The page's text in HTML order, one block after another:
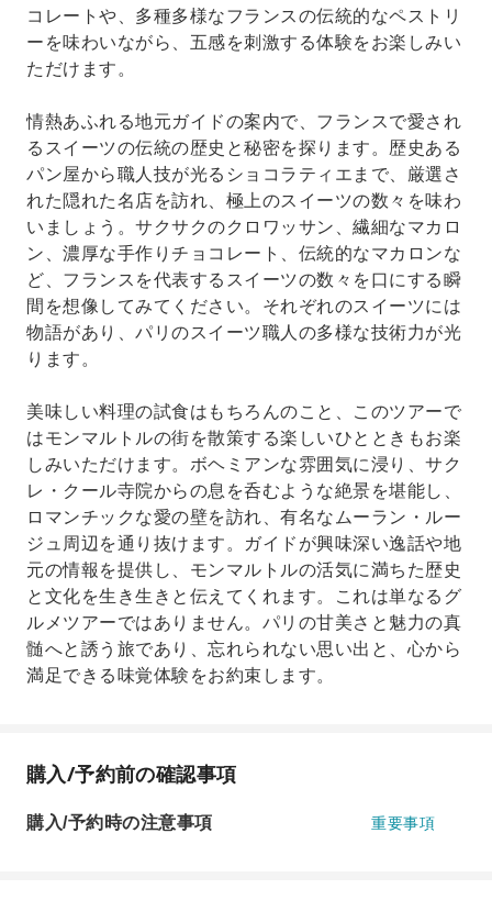
コレートや、多種多様なフランスの伝統的なペストリ
ーを味わいながら、五感を刺激する体験をお楽しみい
ただけます。
情熱あふれる地元ガイドの案内で、フランスで愛され
るスイーツの伝統の歴史と秘密を探ります。歴史ある
パン屋から職人技が光るショコラティエまで、厳選さ
れた隠れた名店を訪れ、極上のスイーツの数々を味わ
いましょう。サクサクのクロワッサン、繊細なマカロ
ン、濃厚な手作りチョコレート、伝統的なマカロンな
ど、フランスを代表するスイーツの数々を口にする瞬
間を想像してみてください。それぞれのスイーツには
物語があり、パリのスイーツ職人の多様な技術力が光
ります。
美味しい料理の試食はもちろんのこと、このツアーで
はモンマルトルの街を散策する楽しいひとときもお楽
しみいただけます。ボヘミアンな雰囲気に浸り、サク
レ・クール寺院からの息を呑むような絶景を堪能し、
ロマンチックな愛の壁を訪れ、有名なムーラン・ルー
ジュ周辺を通り抜けます。ガイドが興味深い逸話や地
元の情報を提供し、モンマルトルの活気に満ちた歴史
と文化を生き生きと伝えてくれます。これは単なるグ
ルメツアーではありません。パリの甘美さと魅力の真
髄へと誘う旅であり、忘れられない思い出と、心から
満足できる味覚体験をお約束します。
購入/予約前の確認事項
購入/予約時の注意事項 重要事項